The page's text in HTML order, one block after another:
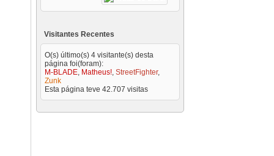
Visitantes Recentes
O(s) último(s) 4 visitante(s) desta
página foi(foram):
M-BLADE Matheus! StreetFighter,
Zunk
Esta página teve 42.707 visitas